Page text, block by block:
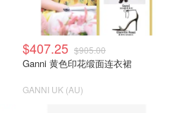
$407.25 $905.00
Ganni 黄色印花缎面连衣裙
GANNI UK (AU)